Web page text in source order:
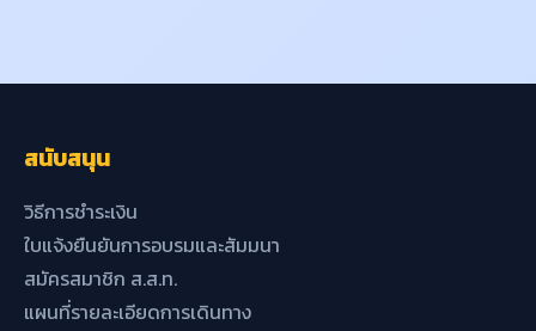
สนับสนุน
วิธีการชำระเงิน
ใบแจ้งยืนยันการอบรมและสัมมนา
สมัครสมาชิก ส.ส.ท.
แผนที่รายละเอียดการเดินทาง